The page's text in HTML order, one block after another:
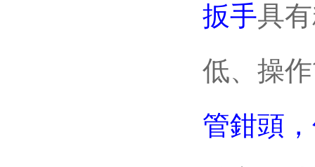
扳手具
低、操作
管鉗頭